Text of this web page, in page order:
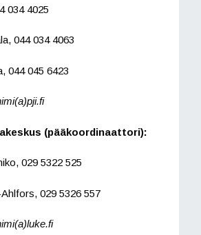
034 4025
044 034 4063
044 045 6423
(pääkoordinaattori):
029 5322 525
029 5326 557